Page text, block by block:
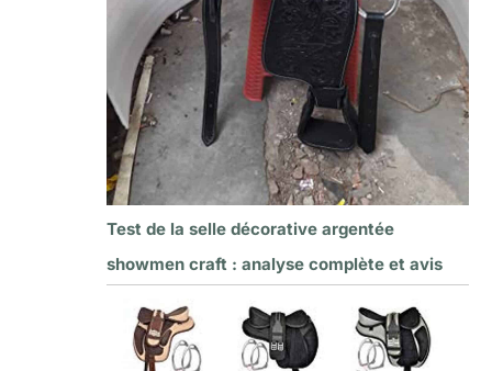
Test de la selle décorative argentée
showmen craft : analyse complète et avis